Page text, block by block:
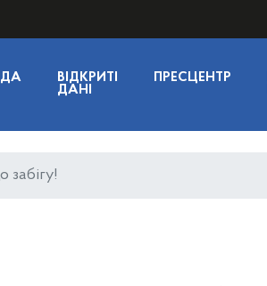
ВІДКРИТІ
ДАНІ
ПРЕСЦЕНТР
забігу!